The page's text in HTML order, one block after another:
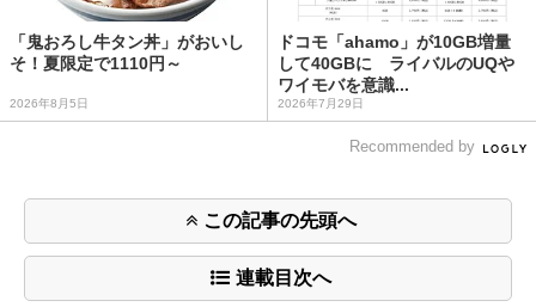
「鬼おろし牛タン丼」がおいし
そ！夏限定で1110円～
2026年8月5日
ドコモ「ahamo」が10GB増量
して40GBに ライバルのUQや
ワイモバを意識...
2026年7月29日
Recommended by
この記事の先頭へ
連載目次へ